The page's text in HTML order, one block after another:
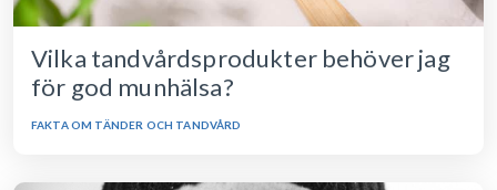
Vilka tandvårdsprodukter behöver jag
för god munhälsa?
FAKTA OM TÄNDER OCH TANDVÅRD